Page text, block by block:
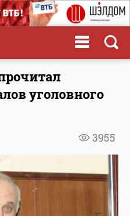
уголовного
3955